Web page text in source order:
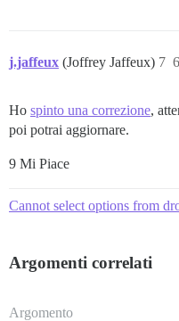
j.jaffeux (Joffrey Jaffeux) 7
Ho spinto una correzione,
poi potrai aggiornare.
9 Mi Piace
Cannot select options from
Argomenti correlati
Argomento